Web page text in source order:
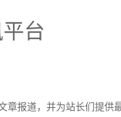
台
章报道，并为站长们提供